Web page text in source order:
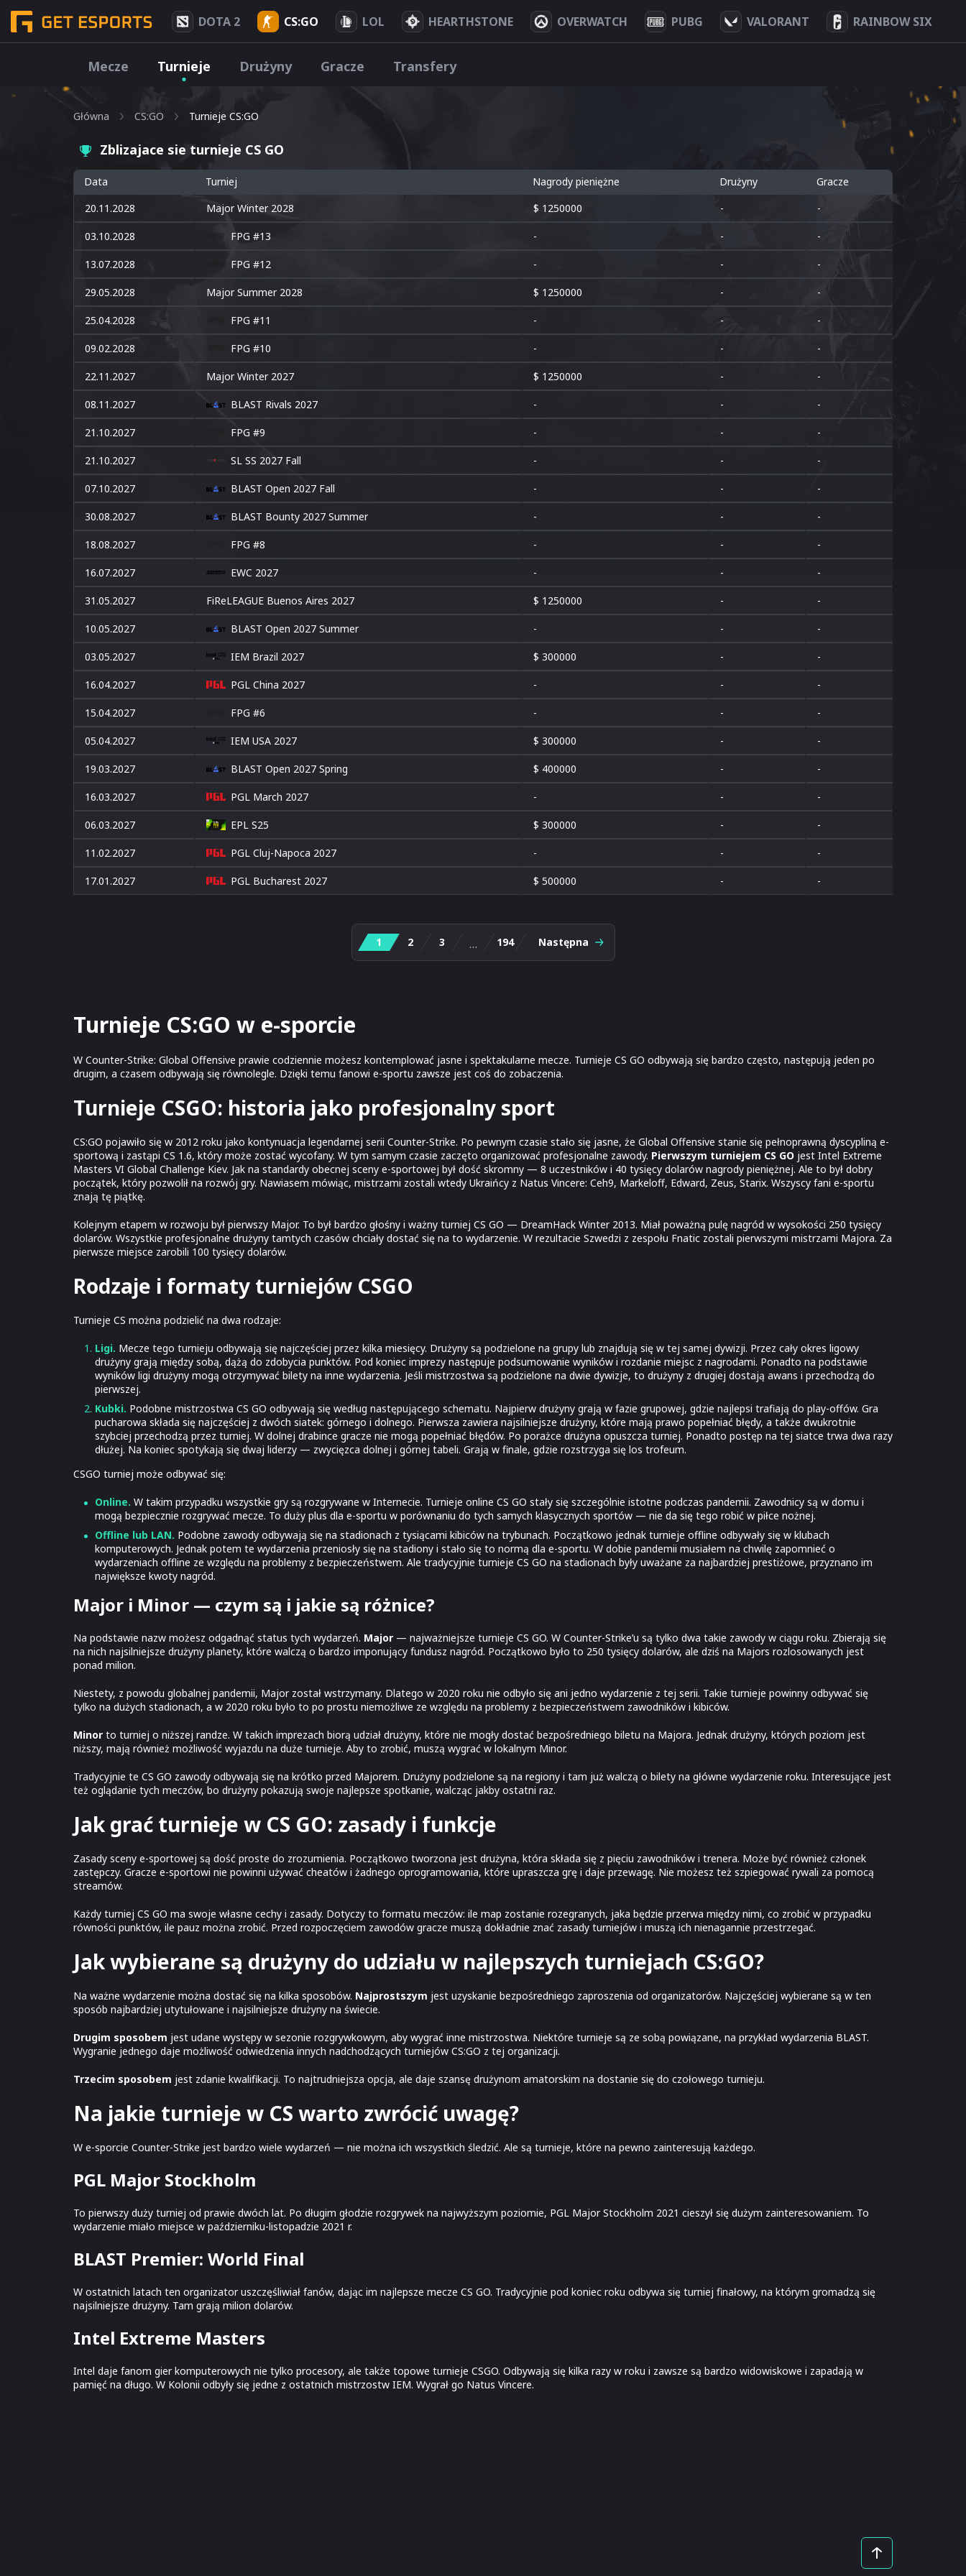
DOTA 2 CS:GO
Mecze Turnieje Drużyny Gracze Transfery
LOL HEARTHSTONE OVERWATCH PUBG VALORANT RAINBOW SIX
Główna CS:GO Turnieje CS:GO
Zblizajace sie turnieje CS GO
Data Turniej Nagrody pieniężne Drużyny
Gracze
20.11.2028
Major Winter 2028 $ 1250000 - -
03.10.2028 FPG #13 - - -
13.07.2028 FPG #12 - - -
29.05.2028 Major Summer 2028 $ 1250000 - -
25.04.2028 FPG #11 - - -
09.02.2028 FPG #10 - - -
22.11.2027 Major Winter 2027 $ 1250000 - -
08.11.2027 BLAST Rivals 2027 - - -
21.10.2027 FPG #9 - - -
21.10.2027 SL SS 2027 Fall - - -
07.10.2027 BLAST Open 2027 Fall - - -
30.08.2027 BLAST Bounty 2027 Summer - - -
18.08.2027 FPG #8 - - -
16.07.2027 EWC 2027 - - -
31.05.2027 FiReLEAGUE Buenos Aires 2027 $ 1250000 - -
10.05.2027 BLAST Open 2027 Summer - - -
03.05.2027 IEM Brazil 2027 $ 300000 - -
16.04.2027 PGL China 2027 - - -
15.04.2027 FPG #6 - - -
05.04.2027 IEM USA 2027 $ 300000 - -
19.03.2027 BLAST Open 2027 Spring $ 400000 - -
16.03.2027 PGL March 2027 - - -
06.03.2027 EPL S25 $ 300000 - -
11.02.2027 PGL Cluj-Napoca 2027 - - -
17.01.2027 PGL Bucharest 2027 $ 500000 - -
1 2 3 … 194 Następna
Turnieje CS:GO w e-sporcie
W Counter-Strike: Global Offensive prawie codziennie możesz kontemplować jasne i spektakularne mecze. Turnieje CS GO odbywają się bardzo często, następują jeden po
drugim, a czasem odbywają się równolegle. Dzięki temu fanowi e-sportu zawsze jest coś do zobaczenia.
Turnieje CSGO: historia jako profesjonalny sport
CS:GO pojawiło się w 2012 roku jako kontynuacja legendarnej serii Counter-Strike. Po pewnym czasie stało się jasne, że Global Offensive stanie się pełnoprawną dyscypliną e-
sportową i zastąpi CS 1.6, który może zostać wycofany. W tym samym czasie zaczęto organizować profesjonalne zawody. Pierwszym turniejem CS GO jest Intel Extreme
Masters VI Global Challenge Kiev. Jak na standardy obecnej sceny e-sportowej był dość skromny — 8 uczestników i 40 tysięcy dolarów nagrody pieniężnej. Ale to był dobry
początek, który pozwolił na rozwój gry. Nawiasem mówiąc, mistrzami zostali wtedy Ukraińcy z Natus Vincere: Ceh9, Markeloff, Edward, Zeus, Starix. Wszyscy fani e-sportu
znają tę piątkę.
Kolejnym etapem w rozwoju był pierwszy Major. To był bardzo głośny i ważny turniej CS GO — DreamHack Winter 2013. Miał poważną pulę nagród w wysokości 250 tysięcy
dolarów. Wszystkie profesjonalne drużyny tamtych czasów chciały dostać się na to wydarzenie. W rezultacie Szwedzi z zespołu Fnatic zostali pierwszymi mistrzami Majora. Za
pierwsze miejsce zarobili 100 tysięcy dolarów.
Rodzaje i formaty turniejów CSGO
Turnieje CS można podzielić na dwa rodzaje:
Ligi. Mecze tego turnieju odbywają się najczęściej przez kilka miesięcy. Drużyny są podzielone na grupy lub znajdują się w tej samej dywizji. Przez cały okres ligowy
drużyny grają między sobą, dążą do zdobycia punktów. Pod koniec imprezy następuje podsumowanie wyników i rozdanie miejsc z nagrodami. Ponadto na podstawie
wyników ligi drużyny mogą otrzymywać bilety na inne wydarzenia. Jeśli mistrzostwa są podzielone na dwie dywizje, to drużyny z drugiej dostają awans i przechodzą do
pierwszej.
Kubki. Podobne mistrzostwa CS GO odbywają się według następującego schematu. Najpierw drużyny grają w fazie grupowej, gdzie najlepsi trafiają do play-offów. Gra
pucharowa składa się najczęściej z dwóch siatek: górnego i dolnego. Pierwsza zawiera najsilniejsze drużyny, które mają prawo popełniać błędy, a także dwukrotnie
szybciej przechodzą przez turniej. W dolnej drabince gracze nie mogą popełniać błędów. Po porażce drużyna opuszcza turniej. Ponadto postęp na tej siatce trwa dwa razy
dłużej. Na koniec spotykają się dwaj liderzy — zwycięzca dolnej i górnej tabeli. Grają w finale, gdzie rozstrzyga się los trofeum.
CSGO turniej może odbywać się:
Online. W takim przypadku wszystkie gry są rozgrywane w Internecie. Turnieje online CS GO stały się szczególnie istotne podczas pandemii. Zawodnicy są w domu i
mogą bezpiecznie rozgrywać mecze. To duży plus dla e-sportu w porównaniu do tych samych klasycznych sportów — nie da się tego robić w piłce nożnej.
Offline lub LAN. Podobne zawody odbywają się na stadionach z tysiącami kibiców na trybunach. Początkowo jednak turnieje offline odbywały się w klubach
komputerowych. Jednak potem te wydarzenia przeniosły się na stadiony i stało się to normą dla e-sportu. W dobie pandemii musiałem na chwilę zapomnieć o
wydarzeniach offline ze względu na problemy z bezpieczeństwem. Ale tradycyjnie turnieje CS GO na stadionach były uważane za najbardziej prestiżowe, przyznano im
największe kwoty nagród.
Major i Minor — czym są i jakie są różnice?
Na podstawie nazw możesz odgadnąć status tych wydarzeń. Major — najważniejsze turnieje CS GO. W Counter-Strike’u są tylko dwa takie zawody w ciągu roku. Zbierają się
na nich najsilniejsze drużyny planety, które walczą o bardzo imponujący fundusz nagród. Początkowo było to 250 tysięcy dolarów, ale dziś na Majors rozlosowanych jest
ponad milion.
Niestety, z powodu globalnej pandemii, Major został wstrzymany. Dlatego w 2020 roku nie odbyło się ani jedno wydarzenie z tej serii. Takie turnieje powinny odbywać się
tylko na dużych stadionach, a w 2020 roku było to po prostu niemożliwe ze względu na problemy z bezpieczeństwem zawodników i kibiców.
Minor to turniej o niższej randze. W takich imprezach biorą udział drużyny, które nie mogły dostać bezpośredniego biletu na Majora. Jednak drużyny, których poziom jest
niższy, mają również możliwość wyjazdu na duże turnieje. Aby to zrobić, muszą wygrać w lokalnym Minor.
Tradycyjnie te CS GO zawody odbywają się na krótko przed Majorem. Drużyny podzielone są na regiony i tam już walczą o bilety na główne wydarzenie roku. Interesujące jest
też oglądanie tych meczów, bo drużyny pokazują swoje najlepsze spotkanie, walcząc jakby ostatni raz.
Jak grać turnieje w CS GO: zasady i funkcje
Zasady sceny e-sportowej są dość proste do zrozumienia. Początkowo tworzona jest drużyna, która składa się z pięciu zawodników i trenera. Może być również członek
zastępczy. Gracze e-sportowi nie powinni używać cheatów i żadnego oprogramowania, które upraszcza grę i daje przewagę. Nie możesz też szpiegować rywali za pomocą
streamów.
Każdy turniej CS GO ma swoje własne cechy i zasady. Dotyczy to formatu meczów: ile map zostanie rozegranych, jaka będzie przerwa między nimi, co zrobić w przypadku
równości punktów, ile pauz można zrobić. Przed rozpoczęciem zawodów gracze muszą dokładnie znać zasady turniejów i muszą ich nienagannie przestrzegać.
Jak wybierane są drużyny do udziału w najlepszych turniejach CS:GO?
Na ważne wydarzenie można dostać się na kilka sposobów. Najprostszym jest uzyskanie bezpośredniego zaproszenia od organizatorów. Najczęściej wybierane są w ten
sposób najbardziej utytułowane i najsilniejsze drużyny na świecie.
Drugim sposobem jest udane występy w sezonie rozgrywkowym, aby wygrać inne mistrzostwa. Niektóre turnieje są ze sobą powiązane, na przykład wydarzenia BLAST.
Wygranie jednego daje możliwość odwiedzenia innych nadchodzących turniejów CS:GO z tej organizacji.
Trzecim sposobem jest zdanie kwalifikacji. To najtrudniejsza opcja, ale daje szansę drużynom amatorskim na dostanie się do czołowego turnieju.
Na jakie turnieje w CS warto zwrócić uwagę?
W e-sporcie Counter-Strike jest bardzo wiele wydarzeń — nie można ich wszystkich śledzić. Ale są turnieje, które na pewno zainteresują każdego.
PGL Major Stockholm
To pierwszy duży turniej od prawie dwóch lat. Po długim głodzie rozgrywek na najwyższym poziomie, PGL Major Stockholm 2021 cieszył się dużym zainteresowaniem. To
wydarzenie miało miejsce w październiku-listopadzie 2021 r.
BLAST Premier: World Final
W ostatnich latach ten organizator uszczęśliwiał fanów, dając im najlepsze mecze CS GO. Tradycyjnie pod koniec roku odbywa się turniej finałowy, na którym gromadzą się
najsilniejsze drużyny. Tam grają milion dolarów.
Intel Extreme Masters
Intel daje fanom gier komputerowych nie tylko procesory, ale także topowe turnieje CSGO. Odbywają się kilka razy w roku i zawsze są bardzo widowiskowe i zapadają w
pamięć na długo. W Kolonii odbyły się jedne z ostatnich mistrzostw IEM. Wygrał go Natus Vincere.